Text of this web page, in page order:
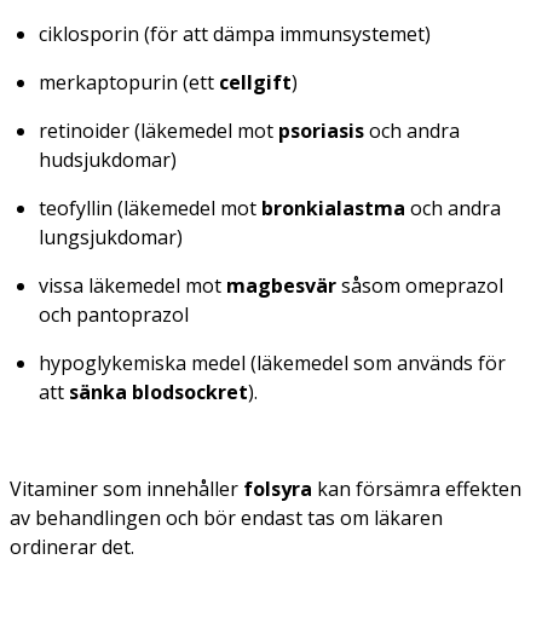
ciklosporin (för att dämpa immunsystemet)
merkaptopurin (ett cellgift)
retinoider (läkemedel mot psoriasisoch andra
hudsjukdomar)
teofyllin (läkemedel mot bronkialastma och andra
lungsjukdomar)
vissa läkemedel mot magbesvärsåsom omeprazol
och pantoprazol
hypoglykemiska medel (läkemedel som används för
att sänka blodsockret).
Vitaminer som innehåller folsyra kan försämra effekten
av behandlingen och bör endast tas om läkaren
ordinerar det.